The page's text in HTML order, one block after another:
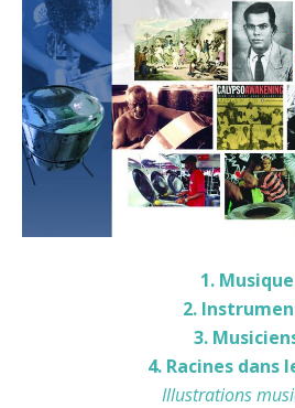
1. Musique
2.
3.
4. Racines dans
Illustrations